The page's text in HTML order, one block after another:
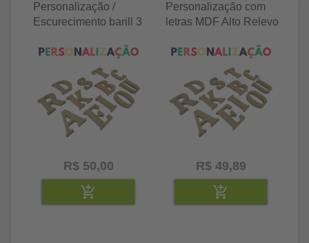
Personalização /
Escurecimento barill 3
R$ 50,00
Personalização com
letras MDF Alto Relevo
R$ 49,89